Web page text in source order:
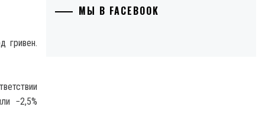
гривен.
−2,5%
МЫ В FACEBOOK